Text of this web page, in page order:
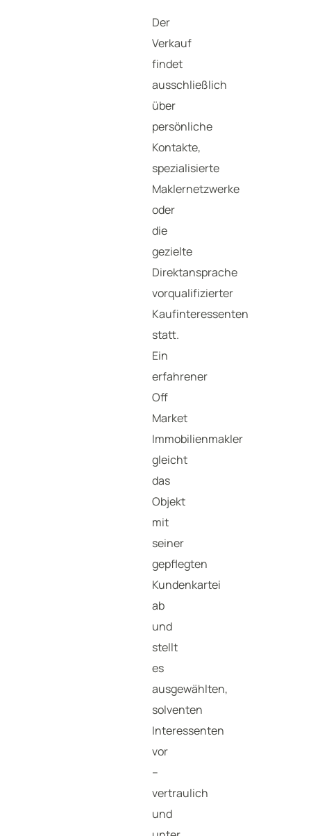
Der
Verkauf
findet
ausschließlich
über
persönliche
Kontakte,
spezialisierte
Maklernetzwerke
oder
die
gezielte
Direktansprache
vorqualifizierter
Kaufinteressenten
statt.
Ein
erfahrener
Off
Market
Immobilienmakler
gleicht
das
Objekt
mit
seiner
gepflegten
Kundenkartei
ab
und
stellt
es
ausgewählten,
solventen
Interessenten
vor
–
vertraulich
und